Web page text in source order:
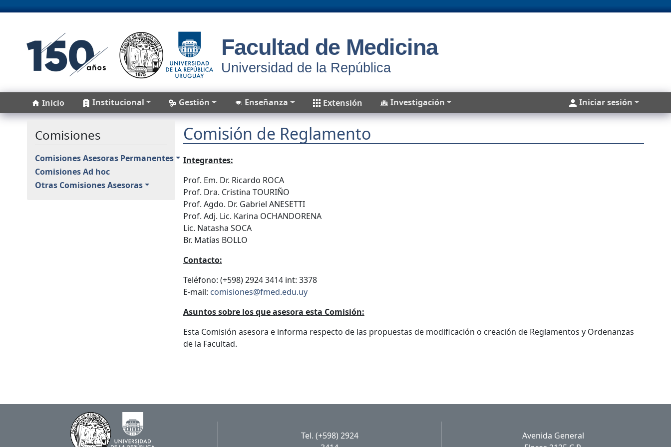
Facultad de Medicina
Universidad de la República
Main navigation
Inicio Institucional Gestión Enseñanza Extensión Investigación Cuentas
Iniciar sesión
Comisiones
Comisiones Asesoras Permanentes
Comisiones Ad hoc
Otras Comisiones Asesoras
Comisión de Reglamento
Integrantes:
Prof. Em. Dr. Ricardo ROCA
Prof. Dra. Cristina TOURIÑO
Prof. Agdo. Dr. Gabriel ANESETTI
Prof. Adj. Lic. Karina OCHANDORENA
Lic. Natasha SOCA
Br. Matías BOLLO
Contacto:
Teléfono: (+598) 2924 3414 int: 3378
E-mail: comisiones@fmed.edu.uy
Asuntos sobre los que asesora esta Comisión:
Esta Comisión asesora e informa respecto de las propuestas de modificación o creación de Reglamentos y Ordenanzas
de la Facultad.
Tel. (+598) 2924
Avenida General